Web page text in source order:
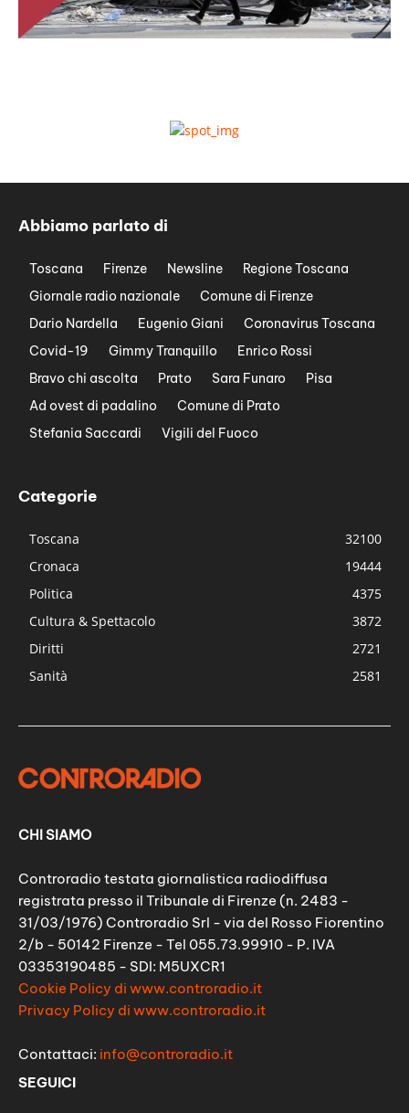
Abbiamo parlato di
Toscana Firenze Newsline
Regione Toscana
Giornale radio nazionale
Comune di Firenze
Dario Nardella
Eugenio Giani
Coronavirus Toscana
Covid-19
Gimmy Tranquillo
Enrico Rossi
Bravo chi ascolta
Prato Sara Funaro
Pisa
Ad ovest di padalino
Comune di Prato
Stefania Saccardi
Vigili del Fuoco
Categorie
Toscana
32100
Cronaca
19444
Politica
4375
Cultura & Spettacolo
3872
Diritti
2721
Sanità
2581
CHI SIAMO
Controradio testata giornalistica radiodiffusa
registrata presso il Tribunale di Firenze (n. 2483 -
31/03/1976) Controradio Srl - via del Rosso Fiorentino
2/b - 50142 Firenze - Tel 055.73.99910 - P. IVA
03353190485 - SDI: M5UXCR1
Cookie Policy di www.controradio.it
Privacy Policy di www.controradio.it
Contattaci: info@controradio.it
SEGUICI